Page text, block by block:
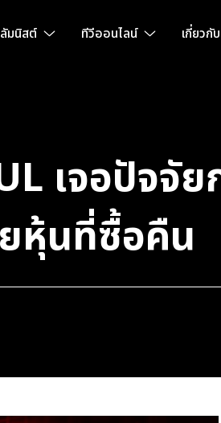
มนิสต์ ทีวีออนไลน์ เกี่ยวกับ
เจอปัจจั
หุ้นที่ซื้อคืน